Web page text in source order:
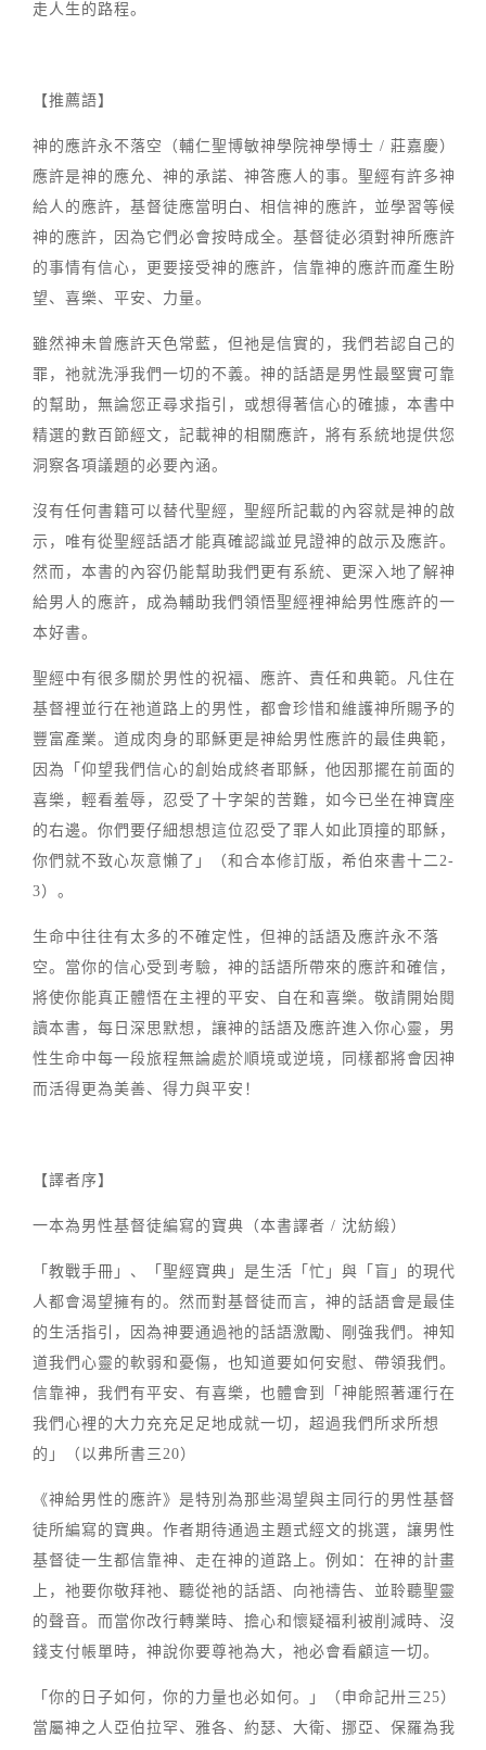
走人生的路程。
【推薦語】
神的應許永不落空（輔仁聖博敏神學院神學博士 / 莊嘉慶）
應許是神的應允、神的承諾、神答應人的事。聖經有許多神
給人的應許，基督徒應當明白、相信神的應許，並學習等候
神的應許，因為它們必會按時成全。基督徒必須對神所應許
的事情有信心，更要接受神的應許，信靠神的應許而產生盼
望、喜樂、平安、力量。
雖然神未曾應許天色常藍，但祂是信實的，我們若認自己的
罪，祂就洗淨我們一切的不義。神的話語是男性最堅實可靠
的幫助，無論您正尋求指引，或想得著信心的確據，本書中
精選的數百節經文，記載神的相關應許，將有系統地提供您
洞察各項議題的必要內涵。
沒有任何書籍可以替代聖經，聖經所記載的內容就是神的啟
示，唯有從聖經話語才能真確認識並見證神的啟示及應許。
然而，本書的內容仍能幫助我們更有系統、更深入地了解神
給男人的應許，成為輔助我們領悟聖經裡神給男性應許的一
本好書。
聖經中有很多關於男性的祝福、應許、責任和典範。凡住在
基督裡並行在祂道路上的男性，都會珍惜和維護神所賜予的
豐富產業。道成肉身的耶穌更是神給男性應許的最佳典範，
因為「仰望我們信心的創始成終者耶穌，他因那擺在前面的
喜樂，輕看羞辱，忍受了十字架的苦難，如今已坐在神寶座
的右邊。你們要仔細想想這位忍受了罪人如此頂撞的耶穌，
你們就不致心灰意懶了」（和合本修訂版，希伯來書十二2-
3）。
生命中往往有太多的不確定性，但神的話語及應許永不落
空。當你的信心受到考驗，神的話語所帶來的應許和確信，
將使你能真正體悟在主裡的平安、自在和喜樂。敬請開始閱
讀本書，每日深思默想，讓神的話語及應許進入你心靈，男
性生命中每一段旅程無論處於順境或逆境，同樣都將會因神
而活得更為美善、得力與平安！
【譯者序】
一本為男性基督徒編寫的寶典（本書譯者 / 沈紡緞）
「教戰手冊」、「聖經寶典」是生活「忙」與「盲」的現代
人都會渴望擁有的。然而對基督徒而言，神的話語會是最佳
的生活指引，因為神要通過祂的話語激勵、剛強我們。神知
道我們心靈的軟弱和憂傷，也知道要如何安慰、帶領我們。
信靠神，我們有平安、有喜樂，也體會到「神能照著運行在
我們心裡的大力充充足足地成就一切，超過我們所求所想
的」（以弗所書三20）
《神給男性的應許》是特別為那些渴望與主同行的男性基督
徒所編寫的寶典。作者期待通過主題式經文的挑選，讓男性
基督徒一生都信靠神、走在神的道路上。例如：在神的計畫
上，祂要你敬拜祂、聽從祂的話語、向祂禱告、並聆聽聖靈
的聲音。而當你改行轉業時、擔心和懷疑福利被削減時、沒
錢支付帳單時，神說你要尊祂為大，祂必會看顧這一切。
「你的日子如何，你的力量也必如何。」（申命記卅三25）
當屬神之人亞伯拉罕、雅各、約瑟、大衛、挪亞、保羅為我